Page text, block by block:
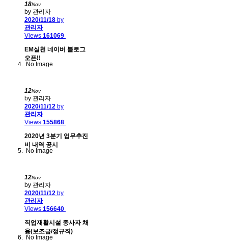
18Nov
by 관리자
2020/11/18 by
관리자
Views 161069
EM실천 네이버 블로그
오픈!!
No Image
12Nov
by 관리자
2020/11/12 by
관리자
Views 155868
2020년 3분기 업무추진
비 내역 공시
No Image
12Nov
by 관리자
2020/11/12 by
관리자
Views 156640
직업재활시설 종사자 채
용(보조금/정규직)
No Image